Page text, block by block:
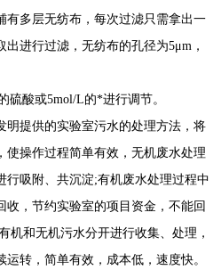
多层无纺布，每次过滤只需拿出一
进行过滤，无纺布的孔径为5μm，
酸或5mol/L的*进行调节。
提供的实验室污水的处理方法，将
使操作过程简单有效，无机废水处理
行吸附、共沉淀;有机废水处理过程中
收，节约实验室的项目资金，不能回
机和无机污水分开进行收集、处理，
转，简单有效，成本低，速度快。